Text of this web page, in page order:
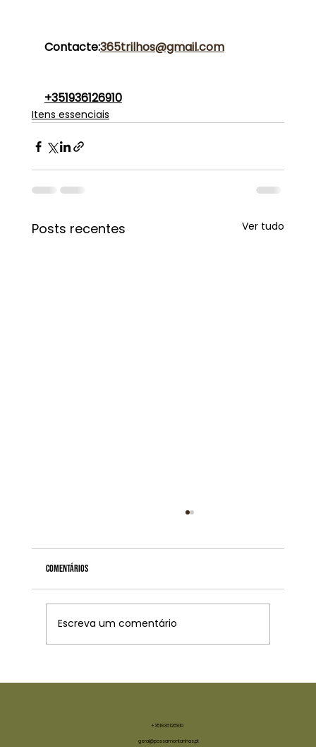
Contacte:365trilhos@gmail.com
+351936126910
Itens essenciais
Posts recentes Ver tudo
Que mochila devo escolher para caminhar?
Comentários
Escreva um comentário
+351936126910
geral@passamontanhas.pt